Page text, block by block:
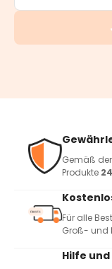
Gemäß
Produkte
Für alle
Groß- und
Hilfe